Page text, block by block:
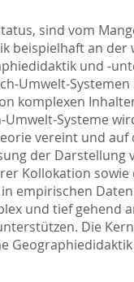
sind vom
beispielhaft an der
und -
Umwelt-
komplexen
Systeme
vereint und
der Darstellung
Kollokation sowie
empirischen
und tief gehend
Die